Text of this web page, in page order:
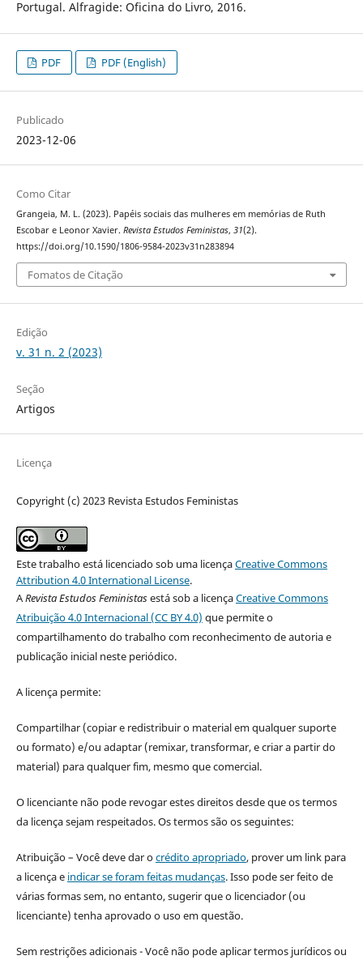
Portugal. Alfragide: Oficina do Livro, 2016.
PDF PDF (English)
Publicado
2023-12-06
Como Citar
Grangeia, M. L. (2023). Papéis sociais das mulheres em memórias de Ruth
Escobar e Leonor Xavier. Revista Estudos Feministas, 31(2).
https://doi.org/10.1590/1806-9584-2023v31n283894
Fomatos de Citação
Edição
v. 31 n. 2 (2023)
Seção
Artigos
Licença
Copyright (c) 2023 Revista Estudos Feministas
Este trabalho está licenciado sob uma licençaCreative Commons
Attribution 4.0 International License.
ARevista Estudos Feministasestá sob a licençaCreative Commons
Atribuição 4.0 Internacional (CC BY 4.0) que permite o
compartilhamento do trabalho com reconhecimento de autoria e
publicação inicial neste periódico.
A licença permite:
Compartilhar (copiar e redistribuir o material em qualquer suporte
ou formato) e/ou adaptar (remixar, transformar, e criar a partir do
material) para qualquer fim, mesmo que comercial.
O licenciante não pode revogar estes direitos desde que os termos
da licença sejam respeitados. Os termos são os seguintes:
Atribuição – Você deve dar ocrédito apropriado, prover um link para
a licença e indicar se foram feitas mudanças. Isso pode ser feito de
várias formas sem, no entanto, sugerir que o licenciador (ou
licenciante) tenha aprovado o uso em questão.
Sem restrições adicionais - Você não pode aplicar termos jurídicos ou